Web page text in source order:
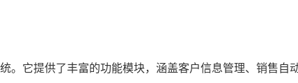
。它提供了丰富的功能模块，涵盖客户信息管理、销售自